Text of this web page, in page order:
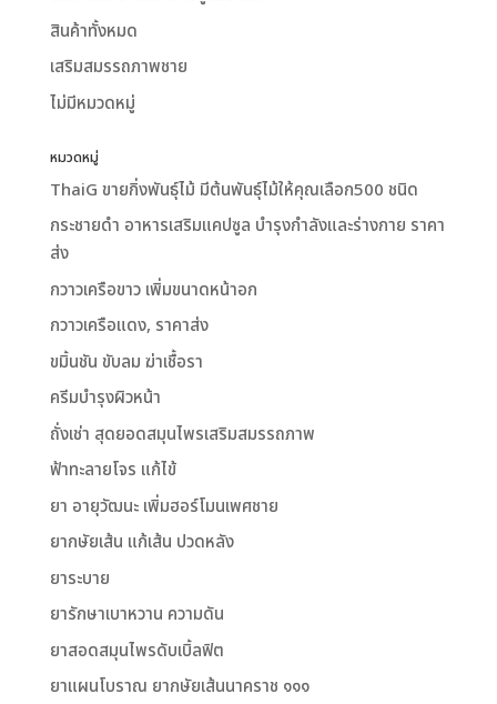
สินค้าทั้งหมด
เสริมสมรรถภาพชาย
ไม่มีหมวดหมู่
หมวดหมู่
ThaiG ขายกิ่งพันธุ์ไม้ มีต้นพันธุ์ไม้ให้คุณเลือก500 ชนิด
กระชายดำ อาหารเสริมแคปซูล บำรุงกำลังและร่างกาย ราคา
ส่ง
กวาวเครือขาว เพิ่มขนาดหน้าอก
กวาวเครือแดง, ราคาส่ง
ขมิ้นชัน ขับลม ฆ่าเชื้อรา
ครีมบำรุงผิวหน้า
ถั่งเช่า สุดยอดสมุนไพรเสริมสมรรถภาพ
ฟ้าทะลายโจร แก้ไข้
ยา อายุวัฒนะ เพิ่มฮอร์โมนเพศชาย
ยากษัยเส้น แก้เส้น ปวดหลัง
ยาระบาย
ยารักษาเบาหวาน ความดัน
ยาสอดสมุนไพรดับเบิ้ลฟิต
ยาแผนโบราณ ยากษัยเส้นนาคราช ๑๑๑